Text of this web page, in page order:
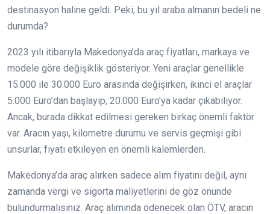
destinasyon haline geldi. Peki, bu yıl araba almanın bedeli ne
durumda?
2023 yılı itibarıyla Makedonya’da araç fiyatları, markaya ve
modele göre değişiklik gösteriyor. Yeni araçlar genellikle
15.000 ile 30.000 Euro arasında değişirken, ikinci el araçlar
5.000 Euro’dan başlayıp, 20.000 Euro’ya kadar çıkabiliyor.
Ancak, burada dikkat edilmesi gereken birkaç önemli faktör
var. Aracın yaşı, kilometre durumu ve servis geçmişi gibi
unsurlar, fiyatı etkileyen en önemli kalemlerden.
Makedonya’da araç alırken sadece alım fiyatını değil, aynı
zamanda vergi ve sigorta maliyetlerini de göz önünde
bulundurmalısınız. Araç alımında ödenecek olan ÖTV, aracın